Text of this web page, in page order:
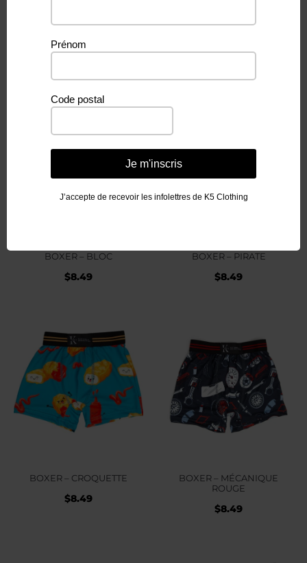
$8.49 $8.49
BOXER – BLOC
$8.49
BOXER – PIRATE
$8.49
BOXER – CROQUETTE
$8.49
BOXER – MÉCANIQUE
ROUGE
$8.49
Prénom
Code postal
Je m'inscris
J’accepte de recevoir les infolettres de K5 Clothing